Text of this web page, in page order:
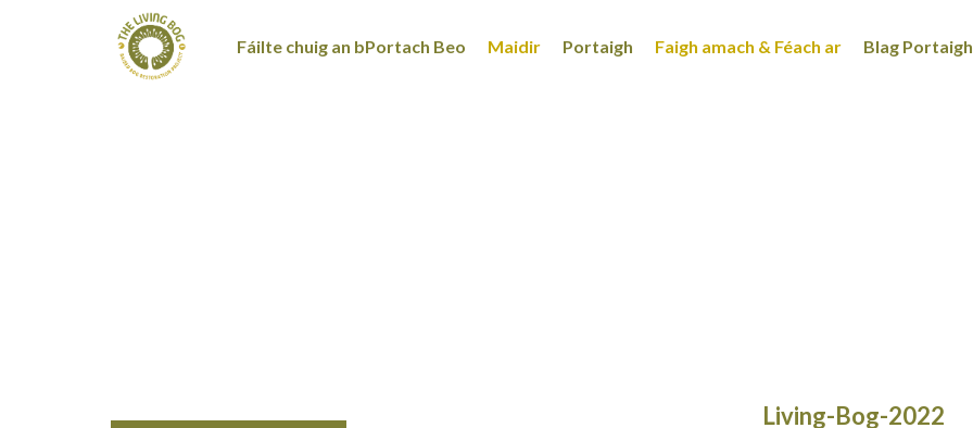
Fáilte chuig an bPortach Beo Maidir Portaigh Faigh amach & Féach ar Blag Portaigh
Living-Bog-2022